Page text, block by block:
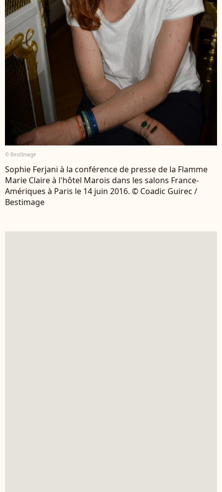
© BestImage
Sophie Ferjani à la conférence de presse de la Flamme
Marie Claire à l'hôtel Marois dans les salons France-
Amériques à Paris le 14 juin 2016. © Coadic Guirec /
Bestimage